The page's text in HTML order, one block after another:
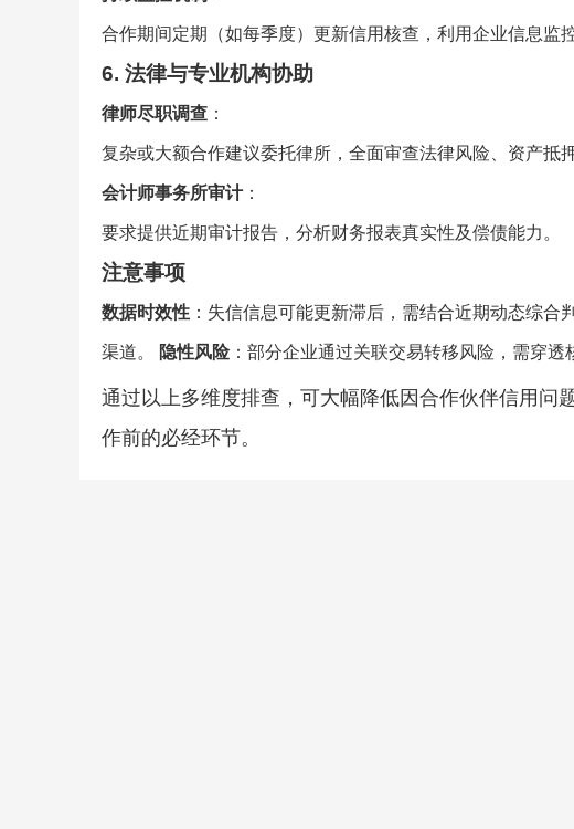
合作期间定期（如每季度）更新信用核查，利用企业信息监
6. 法律与专业机构协助
律师尽职调查 ：
复杂或大额合作建议委托律所，全面审查法律风险、资产抵
会计师事务所审计：
要求提供近期审计报告，分析财务报表真实性及偿债能力。
注意事项
数据时效性 ：失信信息可能更新滞后，需结合近期动态综合
渠道。 隐性风险：部分企业通过关联交易转移风险，需穿透
通过以上多维度排查，可大幅降低因合作伙伴信用问
作前的必经环节。